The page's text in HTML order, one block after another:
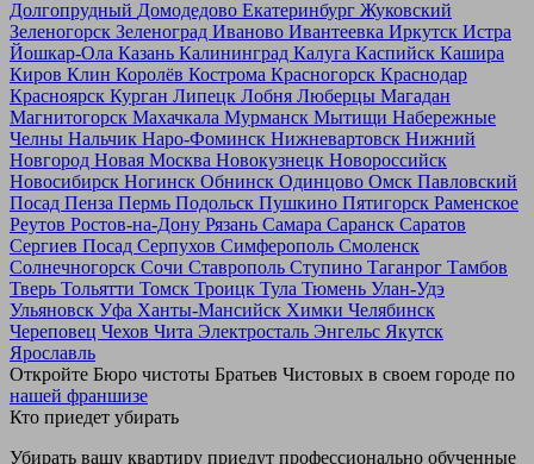
Долгопрудный Домодедово Екатеринбург Жуковский
Зеленогорск Зеленоград Иваново Ивантеевка Иркутск Истра
Йошкар-Ола Казань Калининград Калуга Каспийск Кашира
Киров Клин Королёв Кострома Красногорск Краснодар
Красноярск Курган Липецк Лобня Люберцы Магадан
Магнитогорск Махачкала Мурманск Мытищи Набережные
Челны Нальчик Наро-Фоминск Нижневартовск Нижний
Новгород Новая Москва Новокузнецк Новороссийск
Новосибирск Ногинск Обнинск Одинцово Омск Павловский
Посад Пенза Пермь Подольск Пушкино Пятигорск Раменское
Реутов Ростов-на-Дону Рязань Самара Саранск Саратов
Сергиев Посад Серпухов Симферополь Смоленск
Солнечногорск Сочи Ставрополь Ступино Таганрог Тамбов
Тверь Тольятти Томск Троицк Тула Тюмень Улан-Удэ
Ульяновск Уфа Ханты-Мансийск Химки Челябинск
Череповец Чехов Чита Электросталь Энгельс Якутск
Ярославль
Откройте Бюро чистоты Братьев Чистовых в своем городе по
нашей франшизе
Кто приедет убирать
Убирать вашу квартиру приедут профессионально обученные